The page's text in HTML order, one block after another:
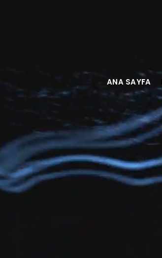
ANA SAYFA